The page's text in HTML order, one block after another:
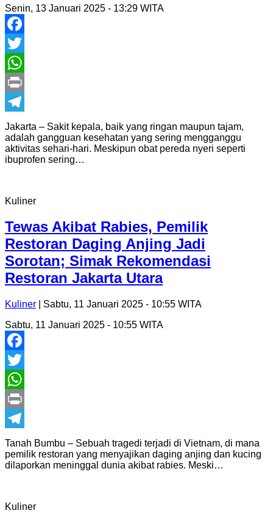
Senin, 13 Januari 2025 - 13:29 WITA
Facebook
Twitter
WhatsApp
Print
Telegram
Jakarta – Sakit kepala, baik yang ringan maupun tajam,
adalah gangguan kesehatan yang sering mengganggu
aktivitas sehari-hari. Meskipun obat pereda nyeri seperti
ibuprofen sering…
Kuliner
Tewas Akibat Rabies, Pemilik
Restoran Daging Anjing Jadi
Sorotan; Simak Rekomendasi
Restoran Jakarta Utara
Kuliner | Sabtu, 11 Januari 2025 - 10:55 WITA
Sabtu, 11 Januari 2025 - 10:55 WITA
Facebook
Twitter
WhatsApp
Print
Telegram
Tanah Bumbu – Sebuah tragedi terjadi di Vietnam, di mana
pemilik restoran yang menyajikan daging anjing dan kucing
dilaporkan meninggal dunia akibat rabies. Meski…
Kuliner